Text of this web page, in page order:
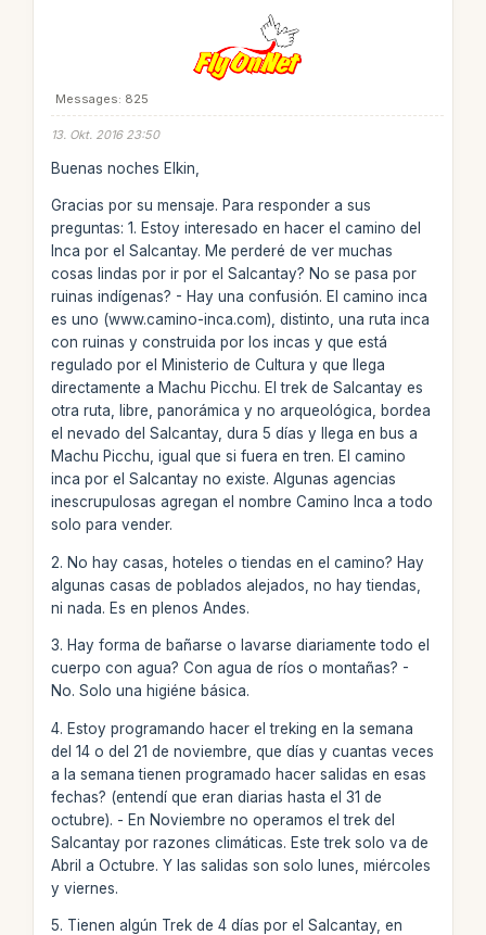
Messages: 825
13. Okt. 2016 23:50
Buenas noches Elkin,
Gracias por su mensaje. Para responder a sus
preguntas: 1. Estoy interesado en hacer el camino del
Inca por el Salcantay. Me perderé de ver muchas
cosas lindas por ir por el Salcantay? No se pasa por
ruinas indígenas? - Hay una confusión. El camino inca
es uno (www.camino-inca.com), distinto, una ruta inca
con ruinas y construida por los incas y que está
regulado por el Ministerio de Cultura y que llega
directamente a Machu Picchu. El trek de Salcantay es
otra ruta, libre, panorámica y no arqueológica, bordea
el nevado del Salcantay, dura 5 días y llega en bus a
Machu Picchu, igual que si fuera en tren. El camino
inca por el Salcantay no existe. Algunas agencias
inescrupulosas agregan el nombre Camino Inca a todo
solo para vender.
2. No hay casas, hoteles o tiendas en el camino? Hay
algunas casas de poblados alejados, no hay tiendas,
ni nada. Es en plenos Andes.
3. Hay forma de bañarse o lavarse diariamente todo el
cuerpo con agua? Con agua de ríos o montañas? -
No. Solo una higiéne básica.
4. Estoy programando hacer el treking en la semana
del 14 o del 21 de noviembre, que días y cuantas veces
a la semana tienen programado hacer salidas en esas
fechas? (entendí que eran diarias hasta el 31 de
octubre). - En Noviembre no operamos el trek del
Salcantay por razones climáticas. Este trek solo va de
Abril a Octubre. Y las salidas son solo lunes, miércoles
y viernes.
5. Tienen algún Trek de 4 días por el Salcantay, en